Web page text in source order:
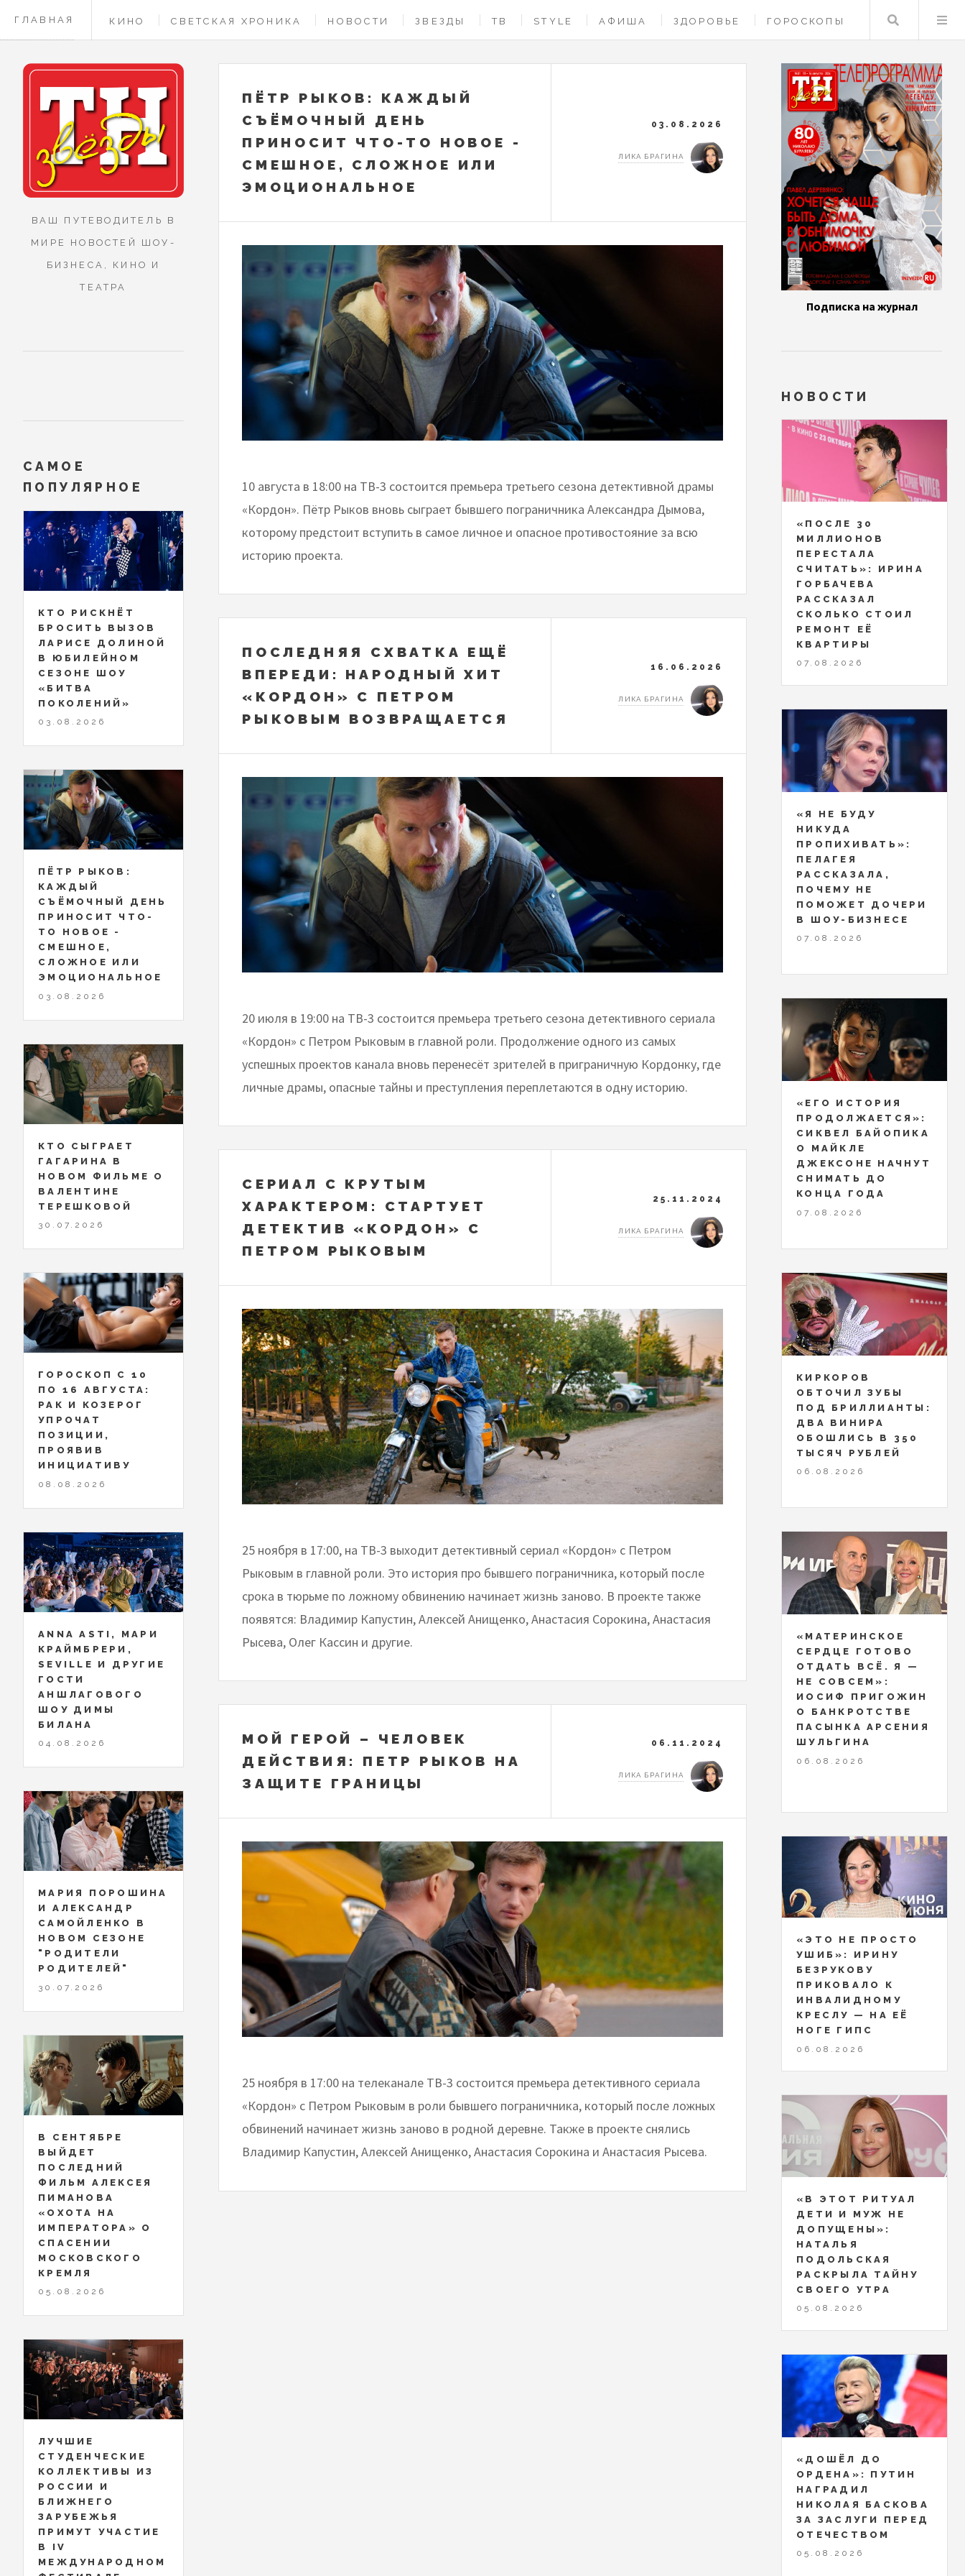
ГЛАВНАЯ КИНО СВЕТСКАЯ ХРОНИКА НОВОСТИ ЗВЕЗДЫ ТВ STYLE АФИША ЗДОРОВЬЕ ГОРОСКОПЫ
КОНТАКТЫ
Поиск
ПЁТР РЫКОВ: КАЖДЫЙ
СЪЁМОЧНЫЙ ДЕНЬ
ПРИНОСИТ ЧТО-ТО НОВОЕ -
СМЕШНОЕ, СЛОЖНОЕ ИЛИ
ЭМОЦИОНАЛЬНОЕ
03.08.2026
ЛИКА БРАГИНА
10 августа в 18:00 на ТВ-3 состоится премьера третьего сезона детективной драмы
«Кордон». Пётр Рыков вновь сыграет бывшего пограничника Александра Дымова,
которому предстоит вступить в самое личное и опасное противостояние за всю
историю проекта.
ПОСЛЕДНЯЯ СХВАТКА ЕЩЁ
ВПЕРЕДИ: НАРОДНЫЙ ХИТ
«КОРДОН» С ПЕТРОМ
РЫКОВЫМ ВОЗВРАЩАЕТСЯ
16.06.2026
ЛИКА БРАГИНА
20 июля в 19:00 на ТВ-3 состоится премьера третьего сезона детективного сериала
«Кордон» с Петром Рыковым в главной роли. Продолжение одного из самых
успешных проектов канала вновь перенесёт зрителей в приграничную Кордонку, где
личные драмы, опасные тайны и преступления переплетаются в одну историю.
СЕРИАЛ С КРУТЫМ
ХАРАКТЕРОМ: СТАРТУЕТ
ДЕТЕКТИВ «КОРДОН» С
ПЕТРОМ РЫКОВЫМ
25.11.2024
ЛИКА БРАГИНА
25 ноября в 17:00, на ТВ-3 выходит детективный сериал «Кордон» с Петром
Рыковым в главной роли. Это история про бывшего пограничника, который после
срока в тюрьме по ложному обвинению начинает жизнь заново. В проекте также
появятся: Владимир Капустин, Алексей Анищенко, Анастасия Сорокина, Анастасия
Рысева, Олег Кассин и другие.
МОЙ ГЕРОЙ – ЧЕЛОВЕК
ДЕЙСТВИЯ: ПЕТР РЫКОВ НА
ЗАЩИТЕ ГРАНИЦЫ
06.11.2024
ЛИКА БРАГИНА
25 ноября в 17:00 на телеканале ТВ-3 состоится премьера детективного сериала
«Кордон» с Петром Рыковым в роли бывшего пограничника, который после ложных
обвинений начинает жизнь заново в родной деревне. Также в проекте снялись
Владимир Капустин, Алексей Анищенко, Анастасия Сорокина и Анастасия Рысева.
ВАШ ПУТЕВОДИТЕЛЬ В
МИРЕ НОВОСТЕЙ ШОУ-
БИЗНЕСА, КИНО И
ТЕАТРА
САМОЕ
ПОПУЛЯРНОЕ
КТО РИСКНЁТ
БРОСИТЬ ВЫЗОВ
ЛАРИСЕ ДОЛИНОЙ
В ЮБИЛЕЙНОМ
СЕЗОНЕ ШОУ
«БИТВА
ПОКОЛЕНИЙ»
03.08.2026
ПЁТР РЫКОВ:
КАЖДЫЙ
СЪЁМОЧНЫЙ ДЕНЬ
ПРИНОСИТ ЧТО-
ТО НОВОЕ -
СМЕШНОЕ,
СЛОЖНОЕ ИЛИ
ЭМОЦИОНАЛЬНОЕ
03.08.2026
КТО СЫГРАЕТ
ГАГАРИНА В
НОВОМ ФИЛЬМЕ О
ВАЛЕНТИНЕ
ТЕРЕШКОВОЙ
30.07.2026
ГОРОСКОП С 10
ПО 16 АВГУСТА:
РАК И КОЗЕРОГ
УПРОЧАТ
ПОЗИЦИИ,
ПРОЯВИВ
ИНИЦИАТИВУ
08.08.2026
ANNA ASTI, МАРИ
КРАЙМБРЕРИ,
SEVILLE И ДРУГИЕ
ГОСТИ
АНШЛАГОВОГО
ШОУ ДИМЫ
БИЛАНА
04.08.2026
МАРИЯ ПОРОШИНА
И АЛЕКСАНДР
САМОЙЛЕНКО В
НОВОМ СЕЗОНЕ
"РОДИТЕЛИ
РОДИТЕЛЕЙ"
30.07.2026
В СЕНТЯБРЕ
ВЫЙДЕТ
ПОСЛЕДНИЙ
ФИЛЬМ АЛЕКСЕЯ
ПИМАНОВА
«ОХОТА НА
ИМПЕРАТОРА» О
СПАСЕНИИ
МОСКОВСКОГО
КРЕМЛЯ
05.08.2026
ЛУЧШИЕ
СТУДЕНЧЕСКИЕ
КОЛЛЕКТИВЫ ИЗ
РОССИИ И
БЛИЖНЕГО
ЗАРУБЕЖЬЯ
ПРИМУТ УЧАСТИЕ
В IV
МЕЖДУНАРОДНОМ
Подписка на журнал
НОВОСТИ
«ПОСЛЕ 30
МИЛЛИОНОВ
ПЕРЕСТАЛА
СЧИТАТЬ»: ИРИНА
ГОРБАЧЕВА
РАССКАЗАЛ
СКОЛЬКО СТОИЛ
РЕМОНТ ЕЁ
КВАРТИРЫ
07.08.2026
«Я НЕ БУДУ
НИКУДА
ПРОПИХИВАТЬ»:
ПЕЛАГЕЯ
РАССКАЗАЛА,
ПОЧЕМУ НЕ
ПОМОЖЕТ ДОЧЕРИ
В ШОУ-БИЗНЕСЕ
07.08.2026
«ЕГО ИСТОРИЯ
ПРОДОЛЖАЕТСЯ»:
СИКВЕЛ БАЙОПИКА
О МАЙКЛЕ
ДЖЕКСОНЕ НАЧНУТ
СНИМАТЬ ДО
КОНЦА ГОДА
07.08.2026
КИРКОРОВ
ОБТОЧИЛ ЗУБЫ
ПОД БРИЛЛИАНТЫ:
ДВА ВИНИРА
ОБОШЛИСЬ В 350
ТЫСЯЧ РУБЛЕЙ
06.08.2026
«МАТЕРИНСКОЕ
СЕРДЦЕ ГОТОВО
ОТДАТЬ ВСЁ. Я —
НЕ СОВСЕМ»:
ИОСИФ ПРИГОЖИН
О БАНКРОТСТВЕ
ПАСЫНКА АРСЕНИЯ
ШУЛЬГИНА
06.08.2026
«ЭТО НЕ ПРОСТО
УШИБ»: ИРИНУ
БЕЗРУКОВУ
ПРИКОВАЛО К
ИНВАЛИДНОМУ
КРЕСЛУ — НА ЕЁ
НОГЕ ГИПС
06.08.2026
«В ЭТОТ РИТУАЛ
ДЕТИ И МУЖ НЕ
ДОПУЩЕНЫ»:
НАТАЛЬЯ
ПОДОЛЬСКАЯ
РАСКРЫЛА ТАЙНУ
СВОЕГО УТРА
05.08.2026
«ДОШЁЛ ДО
ОРДЕНА»: ПУТИН
НАГРАДИЛ
НИКОЛАЯ БАСКОВА
ЗА ЗАСЛУГИ ПЕРЕД
ОТЕЧЕСТВОМ
05.08.2026